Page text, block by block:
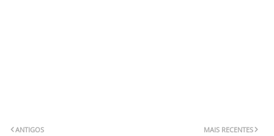
MAIS RECENTES
ANTIGOS